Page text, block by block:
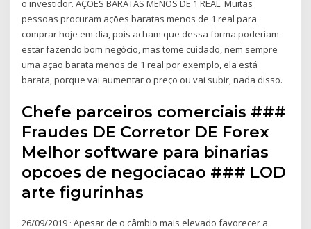
o investidor. AÇÕES BARATAS MENOS DE 1 REAL. Muitas
pessoas procuram ações baratas menos de 1 real para
comprar hoje em dia, pois acham que dessa forma poderiam
estar fazendo bom negócio, mas tome cuidado, nem sempre
uma ação barata menos de 1 real por exemplo, ela está
barata, porque vai aumentar o preço ou vai subir, nada disso.
Chefe parceiros comerciais ###
Fraudes DE Corretor DE Forex
Melhor software para binarias
opcoes de negociacao ### LOD
arte figurinhas
26/09/2019 · Apesar de o câmbio mais elevado favorecer a